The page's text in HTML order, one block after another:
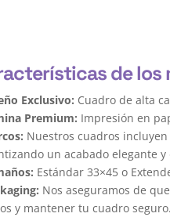
de los
Exclusivo: Cuadro de alta
Premium: Impresión en
Nuestros cuadros
un acabado elegante
Estándar 33×45 o
Nos aseguramos de
y mantener tu cuadro